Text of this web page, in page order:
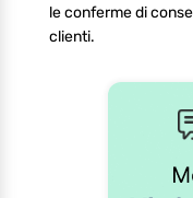
le conferme di
clienti.